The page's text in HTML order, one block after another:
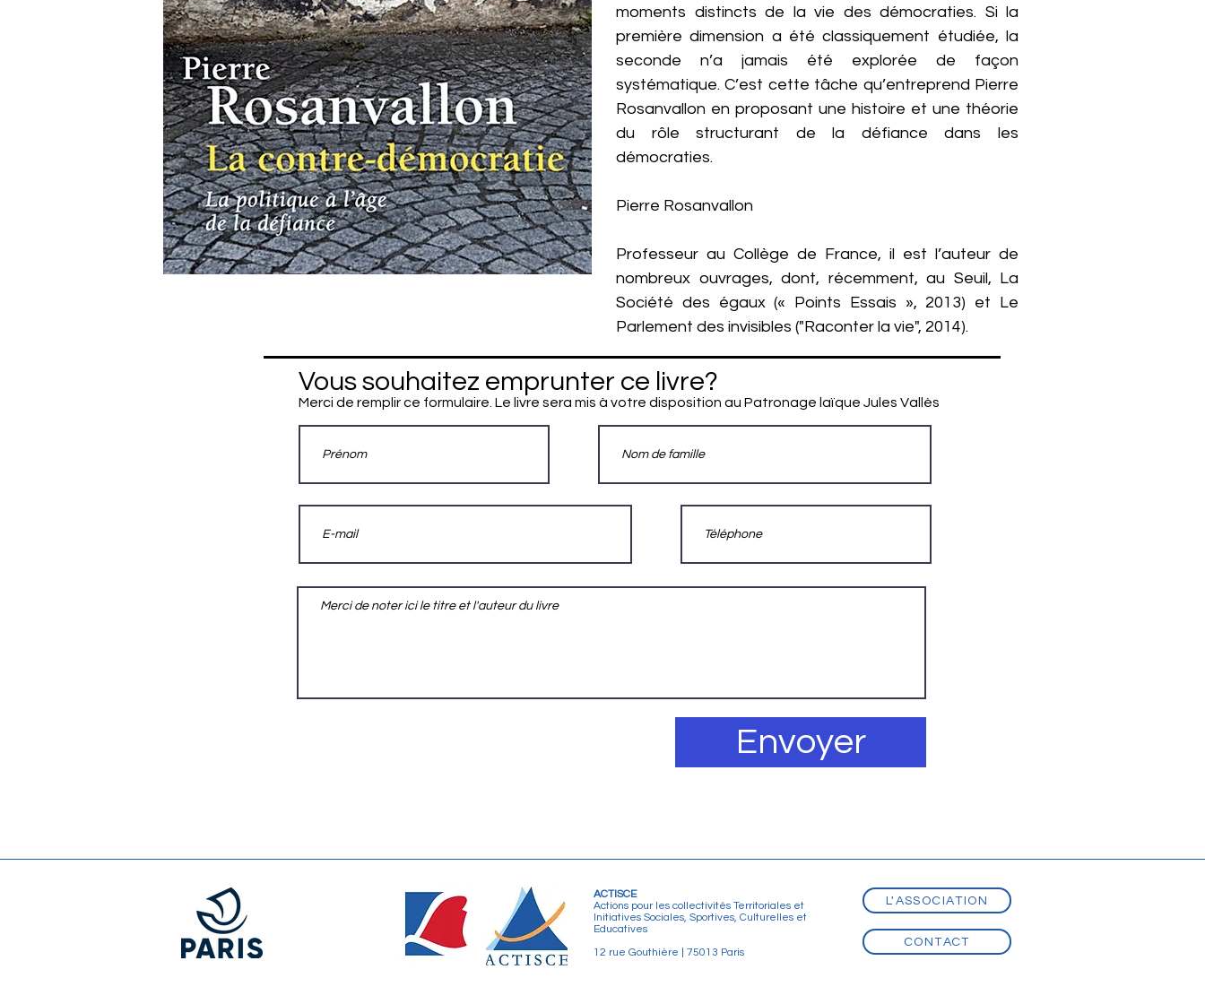
moments distincts de la vie des démocraties. Si la
première dimension a été classiquement étudiée, la
seconde n’a jamais été explorée de façon
systématique. C’est cette tâche qu’entreprend Pierre
Rosanvallon en proposant une histoire et une théorie
du rôle structurant de la défiance dans les
démocraties.
Pierre Rosanvallon
Professeur au Collège de France, il est l’auteur de
nombreux ouvrages, dont, récemment, au Seuil, La
Société des égaux (« Points Essais », 2013) et Le
Parlement des invisibles ("Raconter la vie", 2014).
Vous souhaitez emprunter ce livre?
Merci de remplir ce formulaire. Le livre sera mis à votre disposition au Patronage laïque Jules Vallès
Envoyer
ACTISCE
Actions pour les collectivités Territoriales et
Initiatives Sociales, Sportives, Culturelles et
Educatives
12 rue Gouthière | 75013 Paris
L'ASSOCIATION
CONTACT